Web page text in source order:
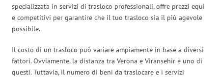
specializzata in servizi di trasloco professionali, offre prezzi equi
e competitivi per garantire che il tuo trasloco sia il più agevole
possibile.
Il costo di un trasloco può variare ampiamente in base a diversi
fattori. Ovviamente, la distanza tra Verona e Viransehir è uno di
questi. Tuttavia, il numero di beni da traslocare e i servizi